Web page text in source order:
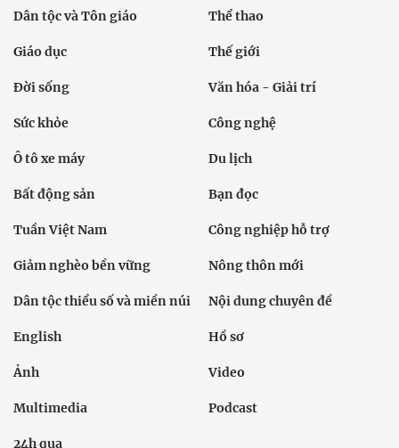
Dân tộc và Tôn giáo Thể thao
Giáo dục Thế giới
Đời sống Văn hóa - Giải trí
Sức khỏe Công nghệ
Ô tô xe máy Du lịch
Bất động sản Bạn đọc
Tuần Việt Nam Công nghiệp hỗ trợ
Giảm nghèo bền vững Nông thôn mới
Dân tộc thiểu số và miền núi Nội dung chuyên đề
English Hồ sơ
Ảnh Video
Multimedia Podcast
24h qua